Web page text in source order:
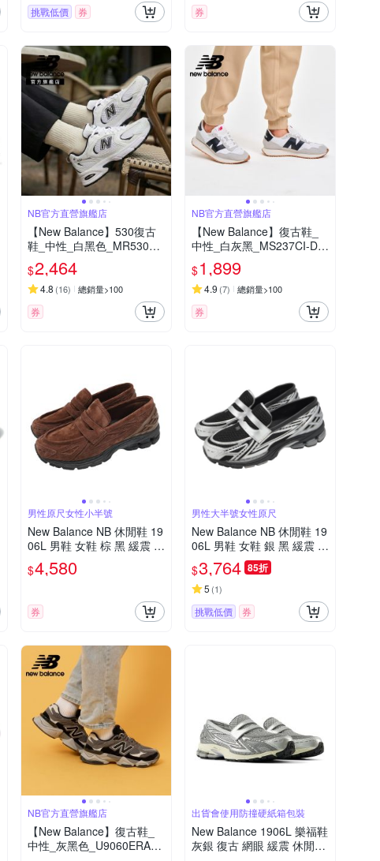
挑戰低價 券 券
NB官方直營旗艦店
【New Balance】530復古
鞋_中性_白黑色_MR530E
WB-D
$2,464
4.8 (16) 總銷量>100
券
NB官方直營旗艦店
【New Balance】復古鞋_
中性_白灰黑_MS237CI-D楦
(網路獨家款)
$1,899
4.9 (7) 總銷量>100
券
男性原尺女性小半號
New Balance NB 休閒鞋 19
06L 男鞋 女鞋 棕 黑 緩震 套
入式 無鞋帶 樂福鞋 紐巴倫
U1906LNS-D
$4,580
券
男性大半號女性原尺
New Balance NB 休閒鞋 19
06L 男鞋 女鞋 銀 黑 緩震 套
入式 無鞋帶 樂福鞋 紐巴倫
U1906LOC-D
$3,764 85折
5 (1)
挑戰低價 券
NB官方直營旗艦店
【New Balance】復古鞋_
中性_灰黑色_U9060ERA-D
出貨會使用防撞硬紙箱包裝
New Balance 1906L 樂福鞋
灰銀 復古 網眼 緩震 休閒鞋